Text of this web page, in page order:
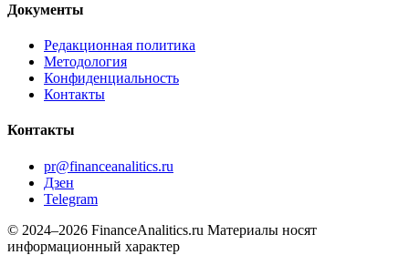
Документы
Редакционная политика
Методология
Конфиденциальность
Контакты
Контакты
pr@financeanalitics.ru
Дзен
Telegram
© 2024–2026 FinanceAnalitics.ru Материалы носят
информационный характер